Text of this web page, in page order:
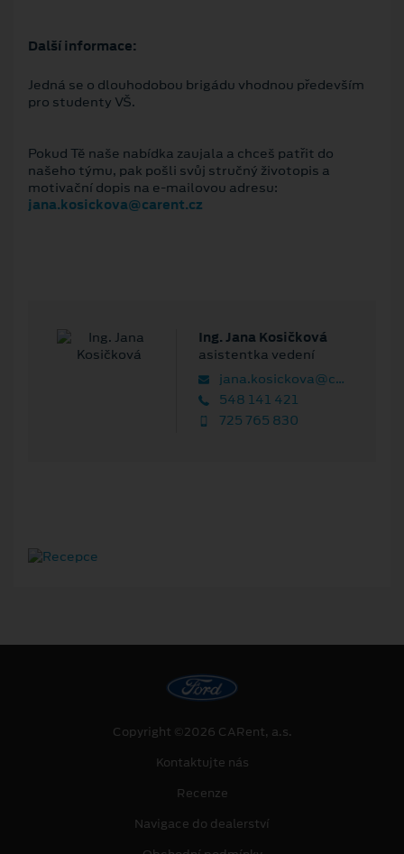
Další informace:
Jedná se o dlouhodobou brigádu vhodnou především
pro studenty VŠ.
Pokud Tě naše nabídka zaujala a chceš patřit do
našeho týmu, pak pošli svůj stručný životopis a
motivační dopis na e-mailovou adresu:
jana.kosickova@carent.cz
Ing. Jana Kosičková
asistentka vedení
jana.kosickova@carent.cz
548 141 421
725 765 830
Copyright ©2026 CARent, a.s.
Kontaktujte nás
Recenze
Navigace do dealerství